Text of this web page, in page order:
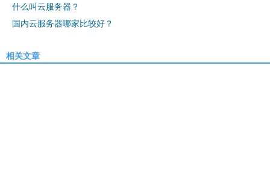
什么叫云服务器？
国内云服务器哪家比较好？
相关文章